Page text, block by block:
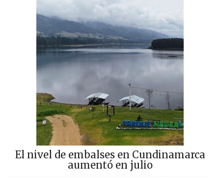
El nivel de embalses en Cundinamarca
aumentó en julio